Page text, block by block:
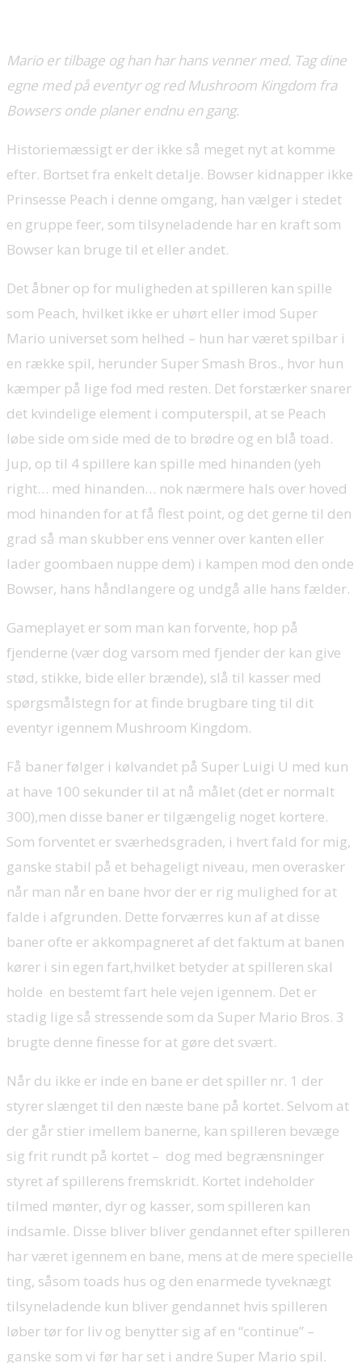
Mario er tilbage og han har hans venner med. Tag dine
egne med på eventyr og red Mushroom Kingdom fra
Bowsers onde planer endnu en gang.
Historiemæssigt er der ikke så meget nyt at komme
efter. Bortset fra enkelt detalje. Bowser kidnapper ikke
Prinsesse Peach i denne omgang, han vælger i stedet
en gruppe feer, som tilsyneladende har en kraft som
Bowser kan bruge til et eller andet.
Det åbner op for muligheden at spilleren kan spille
som Peach, hvilket ikke er uhørt eller imod Super
Mario universet som helhed – hun har været spilbar i
en række spil, herunder Super Smash Bros., hvor hun
kæmper på lige fod med resten. Det forstærker snarer
det kvindelige element i computerspil, at se Peach
løbe side om side med de to brødre og en blå toad.
Jup, op til 4 spillere kan spille med hinanden (yeh
right… med hinanden… nok nærmere hals over hoved
mod hinanden for at få flest point, og det gerne til den
grad så man skubber ens venner over kanten eller
lader goombaen nuppe dem) i kampen mod den onde
Bowser, hans håndlangere og undgå alle hans fælder.
Gameplayet er som man kan forvente, hop på
fjenderne (vær dog varsom med fjender der kan give
stød, stikke, bide eller brænde), slå til kasser med
spørgsmålstegn for at finde brugbare ting til dit
eventyr igennem Mushroom Kingdom.
Få baner følger i kølvandet på Super Luigi U med kun
at have 100 sekunder til at nå målet (det er normalt
300),men disse baner er tilgængelig noget kortere.
Som forventet er sværhedsgraden, i hvert fald for mig,
ganske stabil på et behageligt niveau, men overasker
når man når en bane hvor der er rig mulighed for at
falde i afgrunden. Dette forværres kun af at disse
baner ofte er akkompagneret af det faktum at banen
kører i sin egen fart,hvilket betyder at spilleren skal
holde en bestemt fart hele vejen igennem. Det er
stadig lige så stressende som da Super Mario Bros. 3
brugte denne finesse for at gøre det svært.
Når du ikke er inde en bane er det spiller nr. 1 der
styrer slænget til den næste bane på kortet. Selvom at
der går stier imellem banerne, kan spilleren bevæge
sig frit rundt på kortet – dog med begrænsninger
styret af spillerens fremskridt. Kortet indeholder
tilmed mønter, dyr og kasser, som spilleren kan
indsamle. Disse bliver bliver gendannet efter spilleren
har været igennem en bane, mens at de mere specielle
ting, såsom toads hus og den enarmede tyveknægt
tilsyneladende kun bliver gendannet hvis spilleren
løber tør for liv og benytter sig af en “continue” –
ganske som vi før har set i andre Super Mario spil.